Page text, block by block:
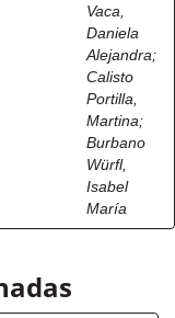
Vaca,
Daniela
Alejandra;
Calisto
Portilla,
Martina;
Burbano
Würfl,
Isabel
María